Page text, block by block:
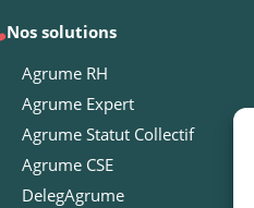
Nos solutions
Agrume RH
Agrume Expert
Agrume Statut Collectif
Agrume CSE
DelegAgrume